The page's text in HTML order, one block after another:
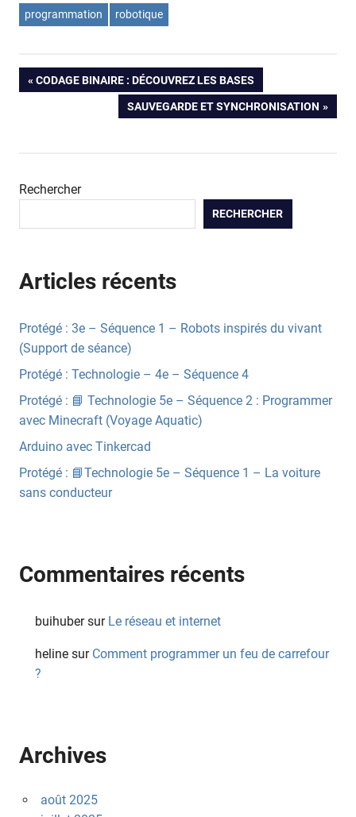
programmation robotique
Navigation
PREVIOUS
POST:
CODAGE BINAIRE : DÉCOUVREZ LES BASES
NEXT
SAUVEGARDE ET SYNCHRONISATION
Rechercher
RECHERCHER
Articles récents
Protégé : 3e – Séquence 1 – Robots inspirés du vivant
(Support de séance)
Protégé : Technologie – 4e – Séquence 4
Protégé : 📘 Technologie 5e – Séquence 2 : Programmer
avec Minecraft (Voyage Aquatic)
Arduino avec Tinkercad
Protégé : 📘Technologie 5e – Séquence 1 – La voiture
sans conducteur
Commentaires récents
buihubersur Le réseau et internet
heline sur Comment programmer un feu de carrefour
?
Archives
août 2025